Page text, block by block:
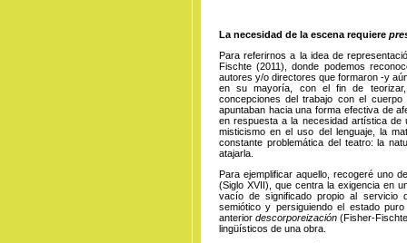
La necesidad de la escena requiere
Para referirnos a la idea de
Fischte (2011), donde podemos
autores y/o directores que formaron -y
en su mayoría, con el fin de
concepciones del trabajo con el
apuntaban hacia una forma efectiva de
en respuesta a la necesidad artística de
misticismo en el uso del lenguaje, la
constante problemática del teatro: la
atajarla.
Para ejemplificar aquello, recogeré uno
(Siglo XVII), que centra la exigencia en
vacío de significado propio al servicio
semiótico y persiguiendo el estado
anterior descorporeización(Fisher-
lingüísticos de una obra.